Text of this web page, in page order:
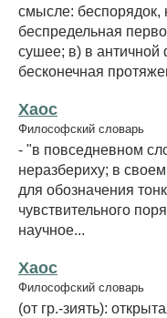
смысле: беспорядок,
беспредельная
сушее; в) в
бесконечная
Хаос
Философский словарь
- "в повседневном
неразбериху; в
для обозначения
чувствительного
научное...
Хаос
Философский словарь
(от гр.-зиять):